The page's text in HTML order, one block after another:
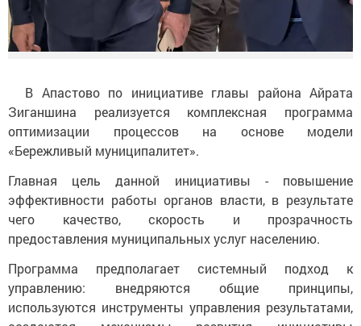
В Апастово по инициативе главы района Айрата
Зиганшина реализуется комплексная программа
оптимизации процессов на основе модели
«Бережливый муниципалитет».
Главная цель данной инициативы - повышение
эффективности работы органов власти, в результате
чего качество, скорость и прозрачность
предоставления муниципальных услуг населению.
Программа предполагает системный подход к
управлению: внедряются общие принципы,
используются инструменты управления результатами,